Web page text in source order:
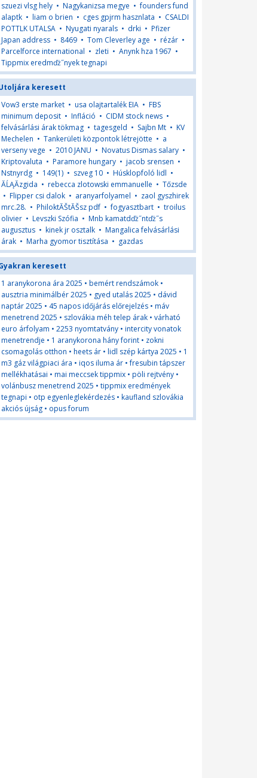
szuezi vlsg hely • Nagykanizsa megye •founders fund
alaptk • liam o brien • cges gpjrm hasznlata • CSALDI
POTTLK UTALSA • Nyugati nyarals • drki • Pfizer
Japan address • 8469 • Tom Cleverley age • rézár •
Parcelforce international • zleti • Anynk hza 1967 •
Tippmix eredmďż˝nyek tegnapi
keresett
Vow3 erste market • usa olajtartalék EIA • FBS
minimum deposit • Infláció • CIDM stock news •
felvásárlási árak tökmag • tagesgeld • Sajbn Mt • KV
Mechelen • Tankerületi központok létrejötte • a
verseny vege • 2010 JANU • Novatus Dismas salary •
Kriptovaluta • Paramore hungary • jacob srensen •
Nstnyrdg • 149(1) • szveg 10 • Húsklopfoló lidl •
ĂĹĄĂzgida • rebecca zlotowski emmanuelle • Tőzsde
• Flipper csi dalok • aranyarfolyamel • zaol gyszhirek
mrc.28. • PhiloktĂŠtĂŠsz pdf •fogyasztbart • troilus
olivier • Levszki Szófia • Mnb kamatdďż˝ntďż˝s
augusztus • kinek jr osztalk • Mangalica felvásárlási
árak • Marha gyomor tisztítása • gazdas
keresett
1 aranykorona ára 2025 • bemért rendszámok •
ausztria minimálbér 2025 • gyed utalás 2025 • dávid
naptár 2025 • 45 napos időjárás előrejelzés • máv
menetrend 2025 • szlovákia méh telep árak • várható
euro árfolyam • 2253 nyomtatvány • intercity vonatok
menetrendje • 1 aranykorona hány forint • zokni
csomagolás otthon • heets ár • lidl szép kártya 2025 • 1
m3 gáz világpiaci ára • iqos iluma ár •fresubin tápszer
mellékhatásai • mai meccsek tippmix • pöli rejtvény •
volánbusz menetrend 2025 • tippmix eredmények
tegnapi • otp egyenleglekérdezés • kaufland szlovákia
akciós újság • opus forum